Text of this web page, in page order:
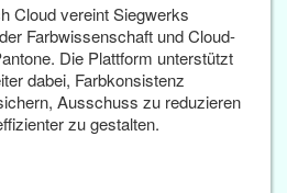
Cloud vereint Siegwerks
Farbwissenschaft und Cloud-
Die Plattform unterstützt
dabei, Farbkonsistenz
Ausschuss zu reduzieren
zu gestalten.